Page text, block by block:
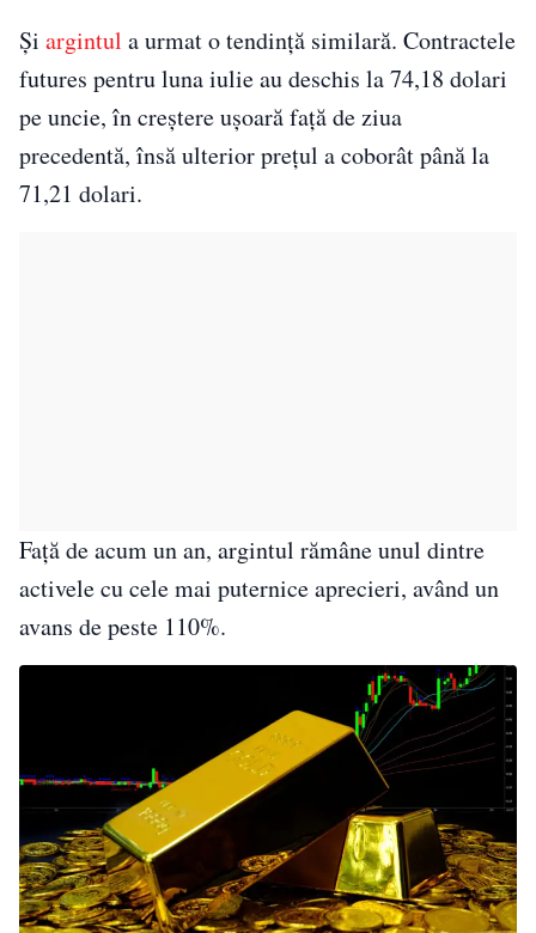
Și argintul a urmat o tendință similară. Contractele
futures pentru luna iulie au deschis la 74,18 dolari
pe uncie, în creștere ușoară față de ziua
precedentă, însă ulterior prețul a coborât până la
71,21 dolari.
Față de acum un an, argintul rămâne unul dintre
activele cu cele mai puternice aprecieri, având un
avans de peste 110%.